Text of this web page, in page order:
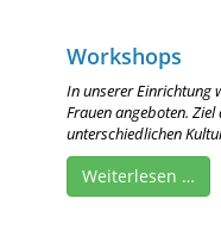
Workshops
In unserer Einrichtung
Frauen angeboten.
unterschiedlichen
Weiterlesen …